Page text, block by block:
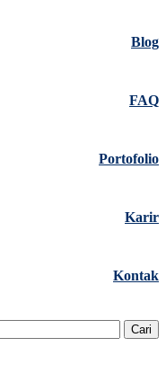
Blog
FAQ
Portofolio
Karir
Kontak